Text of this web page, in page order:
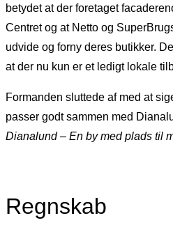
betydet at der foretaget
Centret og at Netto og
udvide og forny deres butikker.
at der nu kun er et ledigt lokale
Formanden sluttede af med at
passer godt sammen med
Dianalund – En by med plads til
Regnskab